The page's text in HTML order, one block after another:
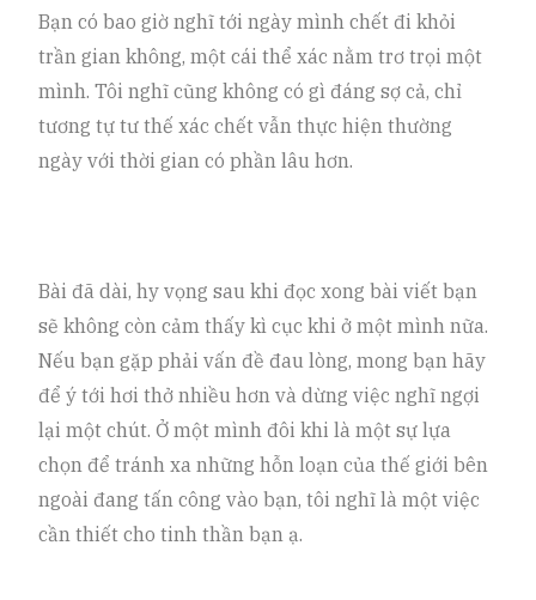
Bạn có bao giờ nghĩ tới ngày mình chết đi khỏi
trần gian không, một cái thể xác nằm trơ trọi một
mình. Tôi nghĩ cũng không có gì đáng sợ cả, chỉ
tương tự tư thế xác chết vẫn thực hiện thường
ngày với thời gian có phần lâu hơn.
Bài đã dài, hy vọng sau khi đọc xong bài viết bạn
sẽ không còn cảm thấy kì cục khi ở một mình nữa.
Nếu bạn gặp phải vấn đề đau lòng, mong bạn hãy
để ý tới hơi thở nhiều hơn và dừng việc nghĩ ngợi
lại một chút. Ở một mình đôi khi là một sự lựa
chọn để tránh xa những hỗn loạn của thế giới bên
ngoài đang tấn công vào bạn, tôi nghĩ là một việc
cần thiết cho tinh thần bạn ạ.